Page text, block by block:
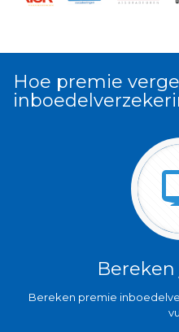
Hoe premie
Bereken premie